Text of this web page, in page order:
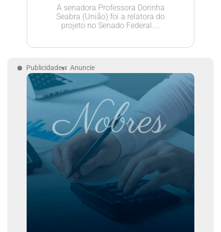
A senadora Professora Dorinha
Seabra (União) foi a relatora do
projeto no Senado Federal....
Publicidade Anuncie